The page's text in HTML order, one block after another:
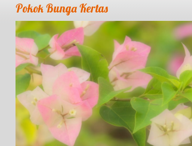
Pokok Bunga Kertas